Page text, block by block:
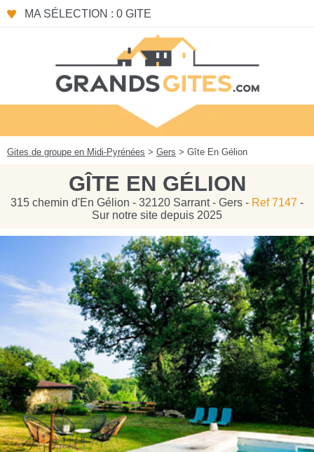
MA SÉLECTION : 0 GITE
Gites de groupe en Midi-Pyrénées > Gers > Gîte En Gélion
GÎTE EN GÉLION
315 chemin d'En Gélion - 32120 Sarrant - Gers - Ref 7147 -
Sur notre site depuis 2025
Panneau de gestion des cookies